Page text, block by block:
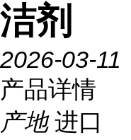
洁剂
2026-03-11
产品详情
产地 进口